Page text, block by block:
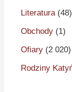
Literatura(48)
Obchody (1)
Ofiary (2 020)
Rodziny